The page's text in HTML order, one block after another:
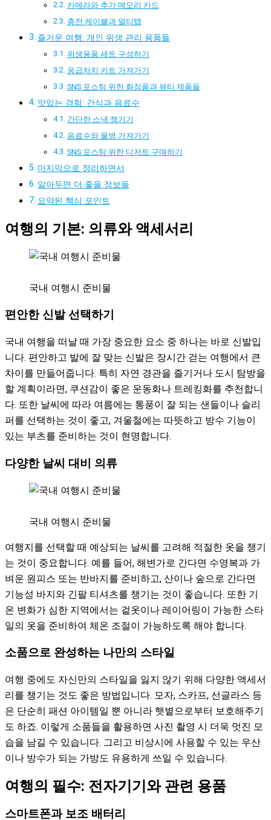
카메라와 추가 메모리 카드
충전 케이블과 멀티탭
즐거운 여행: 개인 위생 관리 용품들
위생용품 세트 구성하기
응급처치 키트 가져가기
SNS 포스팅 위한 화장품과 뷰티 제품들
맛있는 경험: 간식과 음료수
간단한 스낵 챙기기
음료수와 물병 가져가기
SNS 포스팅 위한 디저트 구매하기
마지막으로 정리하면서
알아두면 더 좋을 정보들
요약된 핵심 포인트
여행의 기본: 의류와 액세서리
국내 여행시 준비물
편안한 신발 선택하기
국내 여행을 떠날 때 가장 중요한 요소 중 하나는 바로 신발입
니다. 편안하고 발에 잘 맞는 신발은 장시간 걷는 여행에서 큰
차이를 만들어줍니다. 특히 자연 경관을 즐기거나 도시 탐방을
할 계획이라면, 쿠션감이 좋은 운동화나 트레킹화를 추천합니
다. 또한 날씨에 따라 여름에는 통풍이 잘 되는 샌들이나 슬리
퍼를 선택하는 것이 좋고, 겨울철에는 따뜻하고 방수 기능이
있는 부츠를 준비하는 것이 현명합니다.
다양한 날씨 대비 의류
국내 여행시 준비물
여행지를 선택할 때 예상되는 날씨를 고려해 적절한 옷을 챙기
는 것이 중요합니다. 예를 들어, 해변가로 간다면 수영복과 가
벼운 원피스 또는 반바지를 준비하고, 산이나 숲으로 간다면
기능성 바지와 긴팔 티셔츠를 챙기는 것이 좋습니다. 또한 기
온 변화가 심한 지역에서는 겉옷이나 레이어링이 가능한 스타
일의 옷을 준비하여 체온 조절이 가능하도록 해야 합니다.
소품으로 완성하는 나만의 스타일
여행 중에도 자신만의 스타일을 잃지 않기 위해 다양한 액세서
리를 챙기는 것도 좋은 방법입니다. 모자, 스카프, 선글라스 등
은 단순히 패션 아이템일 뿐 아니라 햇볕으로부터 보호해주기
도 하죠. 이렇게 소품들을 활용하면 사진 촬영 시 더욱 멋진 모
습을 남길 수 있습니다. 그리고 비상시에 사용할 수 있는 우산
이나 방수가 되는 가방도 유용하게 쓰일 수 있습니다.
여행의 필수: 전자기기와 관련 용품
스마트폰과 보조 배터리